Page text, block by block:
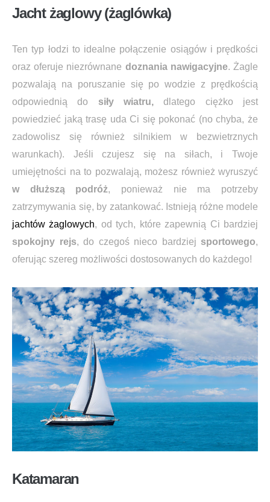
Jacht żaglowy (żaglówka)
Ten typ łodzi to idealne połączenie osiągów i prędkości
oraz oferuje niezrównane doznania nawigacyjne. Żagle
pozwalają na poruszanie się po wodzie z prędkością
odpowiednią do siły wiatru, dlatego ciężko jest
powiedzieć jaką trasę uda Ci się pokonać (no chyba, że
zadowolisz się również silnikiem w bezwietrznych
warunkach). Jeśli czujesz się na siłach, i Twoje
umiejętności na to pozwalają, możesz również wyruszyć
w dłuższą podróż, ponieważ nie ma potrzeby
zatrzymywania się, by zatankować. Istnieją różne modele
jachtów żaglowych, od tych, które zapewnią Ci bardziej
spokojny rejs, do czegoś nieco bardziej sportowego,
oferując szereg możliwości dostosowanych do każdego!
Katamaran